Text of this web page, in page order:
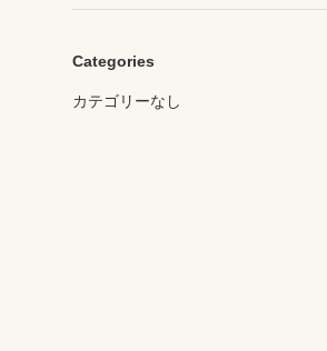
Categories
カテゴリーなし